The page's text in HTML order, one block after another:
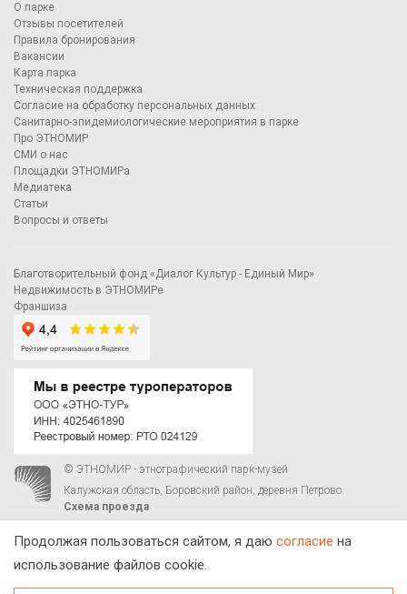
О парке
Отзывы посетителей
Правила бронирования
Вакансии
Карта парка
Техническая поддержка
Согласие на обработку персональных данных
Санитарно-эпидемиологические мероприятия в парке
Про ЭТНОМИР
СМИ о нас
Площадки ЭТНОМИРа
Медиатека
Статьи
Вопросы и ответы
Благотворительный фонд «Диалог Культур - Единый Мир»
Недвижимость в ЭТНОМИРе
Франшиза
© ЭТНОМИР - этнографический парк-музей
Калужская область, Боровский район, деревня Петрово.
Схема проезда
Продолжая пользоваться сайтом, я даю согласие на
использование файлов cookie.